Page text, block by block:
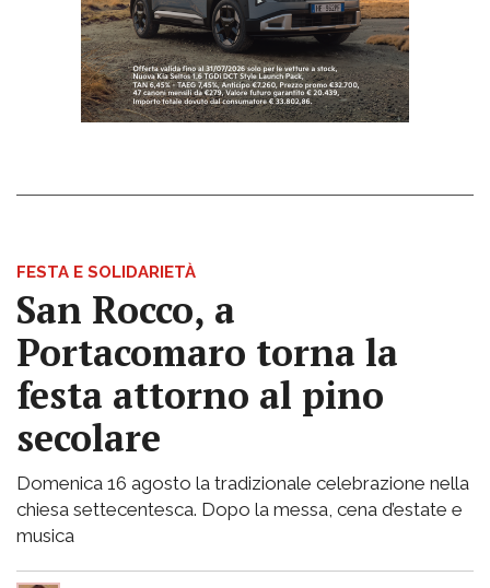
FESTA E SOLIDARIETÀ
San Rocco, a
Portacomaro torna la
festa attorno al pino
secolare
Domenica 16 agosto la tradizionale celebrazione nella
chiesa settecentesca. Dopo la messa, cena d’estate e
musica